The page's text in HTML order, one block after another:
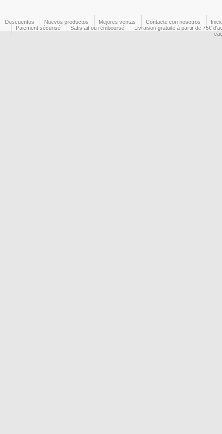
Descuentos Nuevos productos Mejores ventas Contacte con nosotros
Paiement sécurisé
Satisfait ou remboursé
Livraison gratuite à partir de 75€